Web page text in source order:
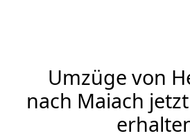
Umzüge von
nach Maiach